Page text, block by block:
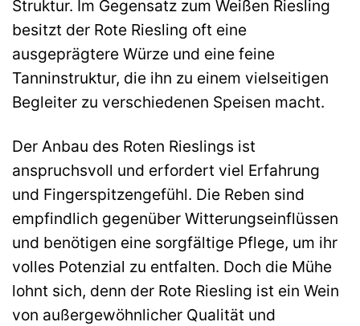
Struktur. Im Gegensatz zum Weißen Riesling
besitzt der Rote Riesling oft eine
ausgeprägtere Würze und eine feine
Tanninstruktur, die ihn zu einem vielseitigen
Begleiter zu verschiedenen Speisen macht.
Der Anbau des Roten Rieslings ist
anspruchsvoll und erfordert viel Erfahrung
und Fingerspitzengefühl. Die Reben sind
empfindlich gegenüber Witterungseinflüssen
und benötigen eine sorgfältige Pflege, um ihr
volles Potenzial zu entfalten. Doch die Mühe
lohnt sich, denn der Rote Riesling ist ein Wein
von außergewöhnlicher Qualität und